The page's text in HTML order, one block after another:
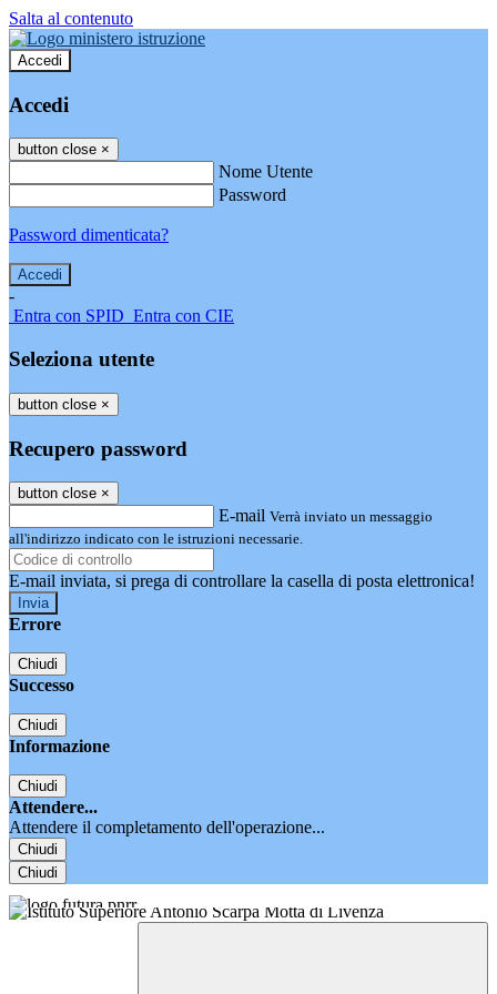
Salta al contenuto
Accedi
Accedi
button close ×
Nome Utente
Password
Password dimenticata?
-
Entra con SPID Entra con CIE
Seleziona utente
button close ×
Recupero password
button close ×
E-mail Verrà inviato un messaggio
all'indirizzo indicato con le istruzioni necessarie.
E-mail inviata, si prega di controllare la casella di posta elettronica!
Errore
Chiudi
Successo
Chiudi
Informazione
Chiudi
Attendere...
Attendere il completamento dell'operazione...
Chiudi
Chiudi